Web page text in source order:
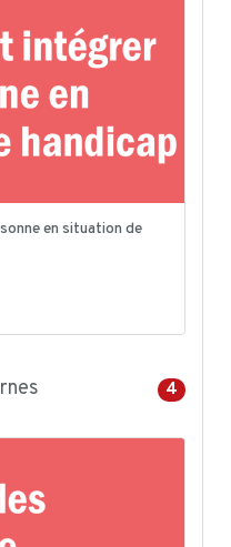
en situation de
4